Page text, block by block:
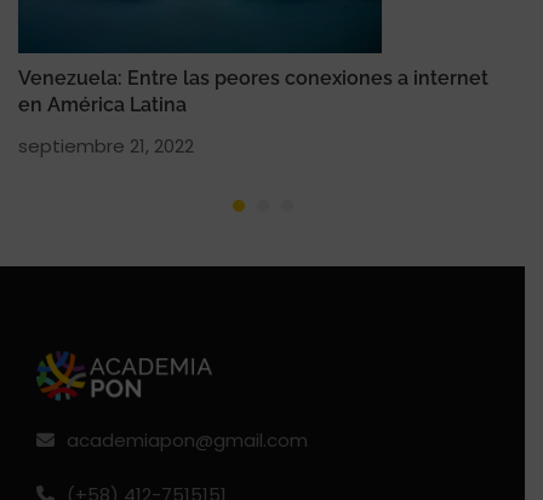
Venezuela: Entre las peores conexiones a internet
en América Latina
septiembre 21, 2022
academiapon@gmail.com
(+58) 412-7515151